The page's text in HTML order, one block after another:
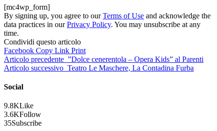
[mc4wp_form]
By signing up, you agree to ourTerms of Use and acknowledge the
data practices in ourPrivacy Policy. You may unsubscribe at any
time.
Condividi questo articolo
Facebook Copy Link Print
Articolo precedente ”Dolce cenerentola – Opera Kids” al Parenti
Articolo successivo Teatro Le Maschere, La Contadina Furba
Social
9.8KLike
3.6KFollow
35Subscribe